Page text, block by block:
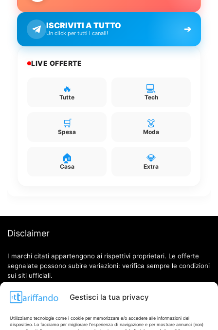
Gestisci la tua privacy
Utilizziamo tecnologie come i cookie per memorizzare e/o accedere alle informazioni del
dispositivo. Lo facciamo per migliorare l'esperienza di navigazione e per mostrare annunci (non)
ISCRIVITI A TUTTO
Un click per tutti i canali! ➔
LIVE OFFERTE
🔥
Tutte
💻
Tech
🛒
Spesa
👗
Moda
🏠
Casa
💎
Extra
Disclaimer
I marchi citati appartengono ai rispettivi proprietari. Le offerte
segnalate possono subire variazioni: verifica sempre le condizioni
sui siti ufficiali.
Info